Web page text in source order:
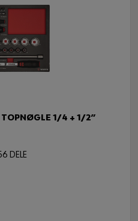
TOPNØGLE 1/4 + 1/2”
DELE